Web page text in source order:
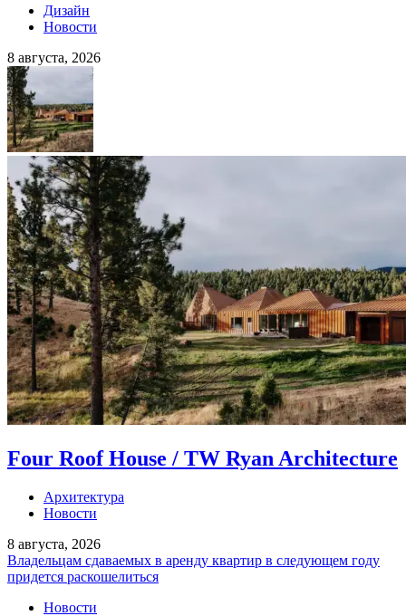
Дизайн
Новости
8 августа, 2026
Four Roof House / TW Ryan Architecture
Архитектура
Новости
8 августа, 2026
Владельцам сдаваемых в аренду квартир в следующем году
придется раскошелиться
Новости